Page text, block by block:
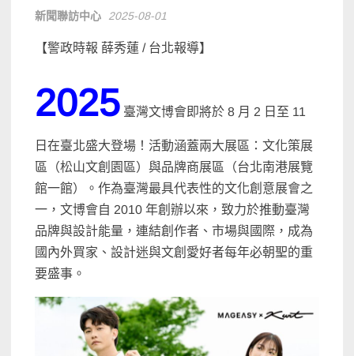
新聞聯訪中心 2025-08-01
【警政時報 薛秀蓮 / 台北報導】
2025 臺灣文博會即將於 8 月 2 日至 11
日在臺北盛大登場！活動涵蓋兩大展區：文化策展
區（松山文創園區）與品牌商展區（台北南港展覽
館一館）。作為臺灣最具代表性的文化創意展會之
一，文博會自 2010 年創辦以來，致力於推動臺灣
品牌與設計能量，連結創作者、市場與國際，成為
國內外買家、設計迷與文創愛好者每年必朝聖的重
要盛事。